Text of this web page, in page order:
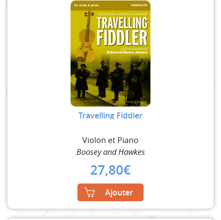
Travelling Fiddler
Violon et Piano
Boosey and Hawkes
27,80€
Ajouter